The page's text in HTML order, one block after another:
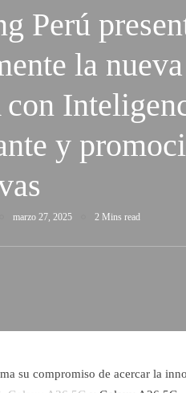
Perú
la
con
y
marzo 27, 2025 2 Mins read
su compromiso de acercar la